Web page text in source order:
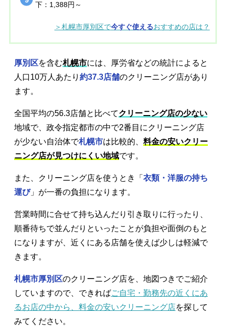
下：1,388円～
＞札幌市厚別区で今すぐ使えるおすすめの店は？
厚別区を含む札幌市には、厚労省などの統計によると
人口10万人あたり 約37.3店舗のクリーニング店があり
ます。
全国平均の56.3店舗と比べてクリーニング店の少ない
地域で、政令指定都市の中で2番目にクリーニング店
が少ない自治体で札幌市は比較的、 料金の安いクリー
ニング店が見つけにくい地域です。
また、クリーニング店を使うとき「 衣類・洋服の持ち
運び」が一番の負担になります。
営業時間に合せて持ち込んだり引き取りに行ったり、
順番待ちで並んだりといったことが負担や面倒のもと
になりますが、近くにある店舗を使えば少しは軽減で
きます。
札幌市厚別区のクリーニング店を、地図つきでご紹介
していますので、できればご自宅・勤務先の近くにあ
るお店の中から、料金の安いクリーニング店を探して
みてください。